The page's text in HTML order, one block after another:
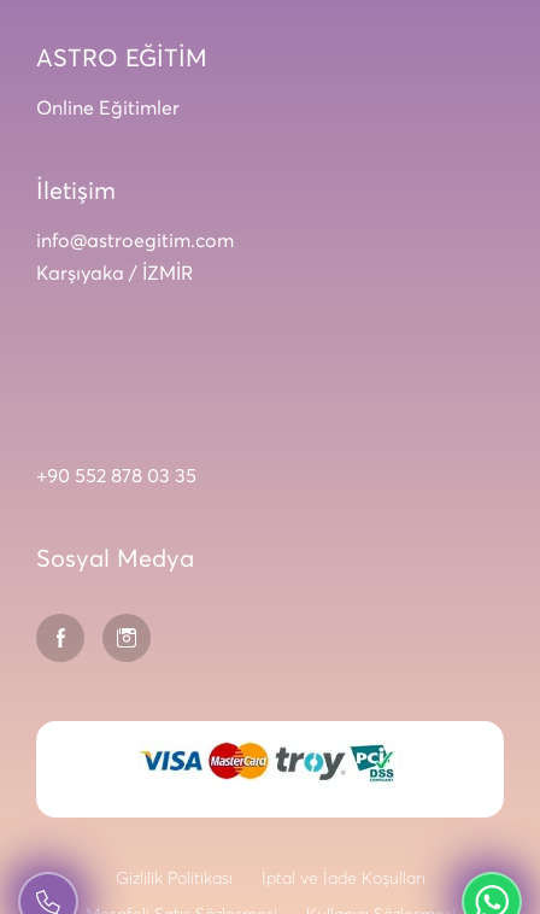
ASTRO EĞİTİM
Online Eğitimler
İletişim
info@astroegitim.com
Karşıyaka / İZMİR
+90 552 878 03 35
Sosyal Medya
Gizlilik Politikası
İptal ve İade Koşulları